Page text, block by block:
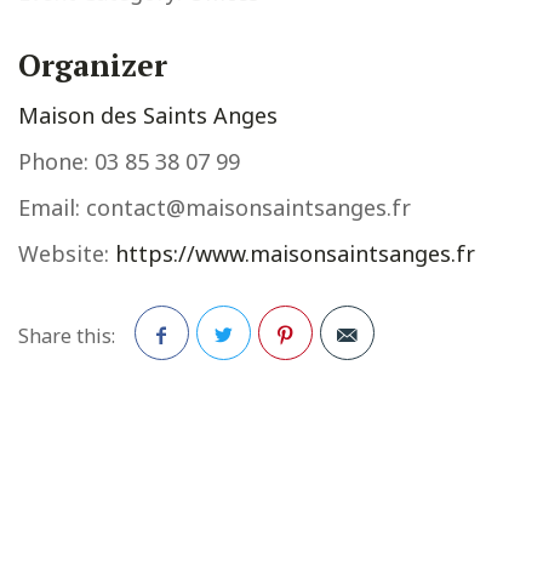
Organizer
Maison des Saints Anges
Phone: 03 85 38 07 99
Email: contact@maisonsaintsanges.fr
Website: https://www.maisonsaintsanges.fr
Share this: